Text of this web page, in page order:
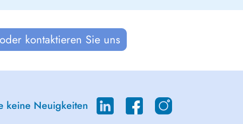
kontaktieren Sie uns
keine Neuigkeiten